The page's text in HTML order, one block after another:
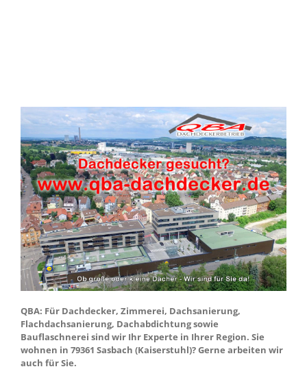
QBA: Für Dachdecker, Zimmerei, Dachsanierung,
Flachdachsanierung, Dachabdichtung sowie
Bauflaschnerei sind wir Ihr Experte in Ihrer Region. Sie
wohnen in 79361 Sasbach (Kaiserstuhl)? Gerne arbeiten wir
auch für Sie.